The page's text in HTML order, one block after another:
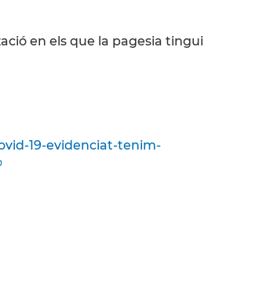
en els que la pagesia tingui
19-evidenciat-tenim-